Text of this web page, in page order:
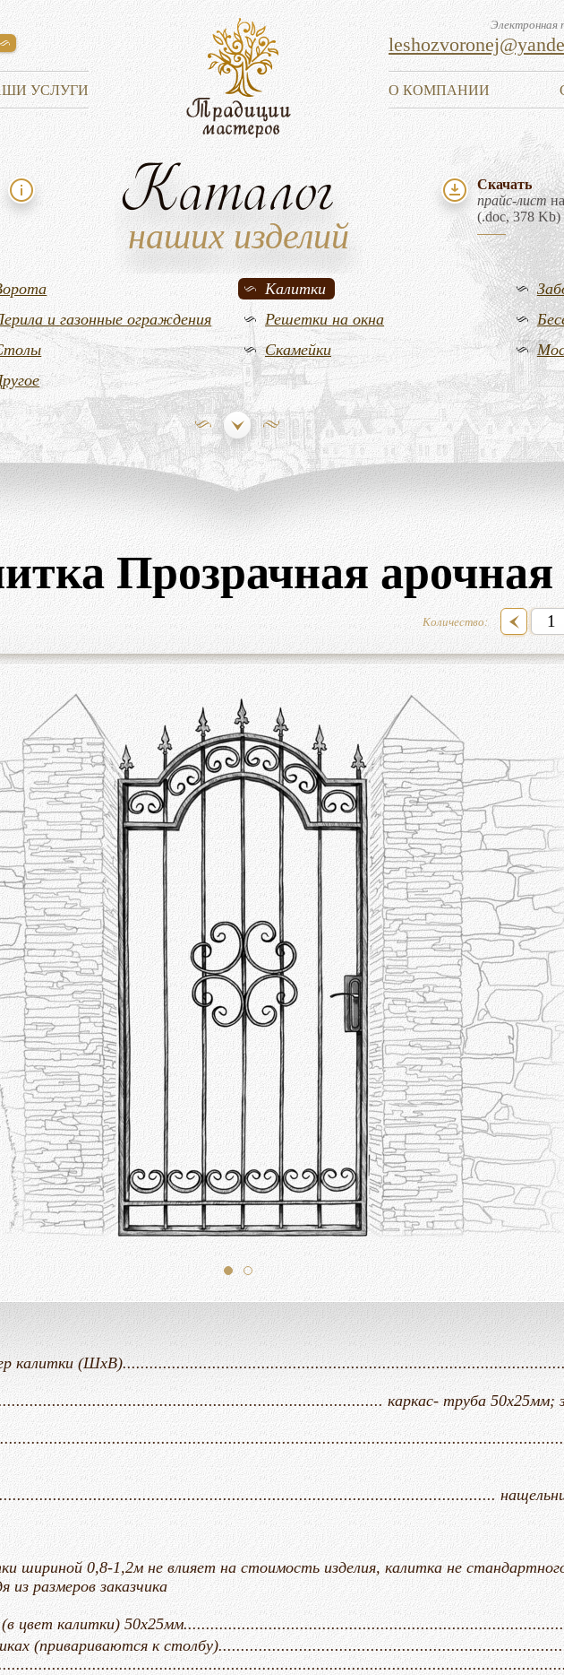
УСЛУГИ
Электронная
О КОМПАНИИ
Каталог
наших изделий
Скачать
прайс-лист
(.doc, 378 Kb)
Калитки
и газонные ограждения Решетки на окна
Скамейки
Прозрачная арочная
Количество:
калитки
каркас- труба 50х25мм;
шириной 0,8-1,2м не влияет на стоимость изделия, калитка не
из размеров заказчика
цвет калитки)
(привариваются к